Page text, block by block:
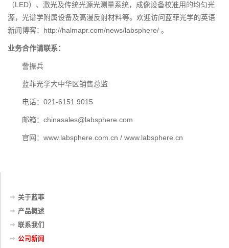
（LED）、激光及传统光源光测量系统，成像设备校准用的均匀光
源，光谱学附属设备及高漫反射材料等。欢迎访问蓝菲光学的英语
新闻博客：http://halmapr.com/news/labsphere/ 。
业务合作请联系：
訾振兵
蓝菲光学大中华区销售总监
电话：021-6151 9015
邮箱：chinasales@labsphere.com
官网：www.labsphere.com.cn / www.labsphere.cn
关于蓝菲
产品概述
联系我们
公司新闻